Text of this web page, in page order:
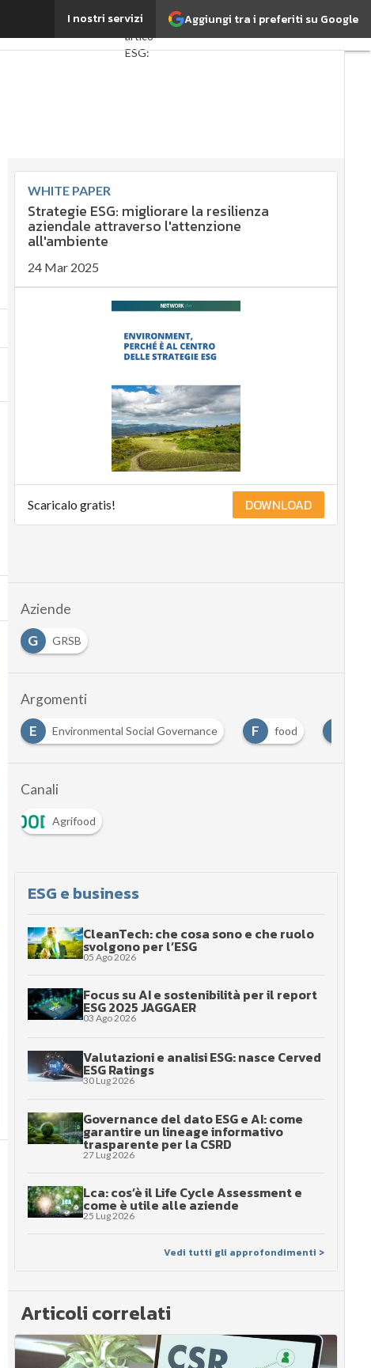
Aggiungi tra i preferiti su Google
I nostri servizi
di carne bovinaUltimi
articoli
ESG:
perché è
importante?
Economia
Sustainability
management
Management
Normative
e
Compliance
Corporate
governance
WHITE PAPER
Strategie ESG: migliorare la resilienza
aziendale attraverso l'attenzione
all'ambiente
24 Mar 2025
Scaricalo gratis! DOWNLOAD
Aziende
G
GRSB
Argomenti
E
Environmental Social Governance F food
Canali
Agrifood
ESG e business
CleanTech: che cosa sono e che ruolo
svolgono per l’ESG
05 Ago 2026
Focus su AI e sostenibilità per il report
ESG 2025 JAGGAER
03 Ago 2026
Valutazioni e analisi ESG: nasce Cerved
ESG Ratings
30 Lug 2026
Governance del dato ESG e AI: come
garantire un lineage informativo
trasparente per la CSRD
27 Lug 2026
Lca: cos’è il Life Cycle Assessment e
come è utile alle aziende
25 Lug 2026
Vedi tutti gli approfondimenti >
Articoli correlati